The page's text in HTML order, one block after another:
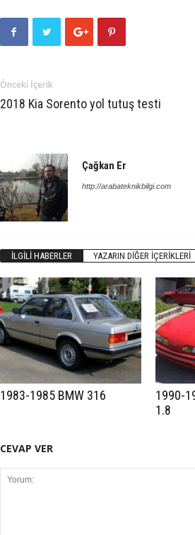
Önceki İçerik
2018 Kia Sorento yol tutuş testi
Çağkan Er
http://arabateknikbilgi.com
İLGILI HABERLER YAZARIN DIĞER İÇERIKLERI
1983-1985 BMW 316
1990-
1.8
CEVAP VER